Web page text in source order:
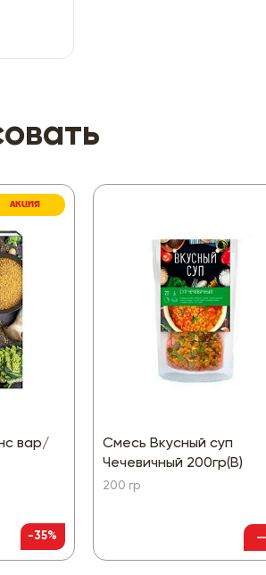
вар/
-35%
АКЦИЯ
Смесь Вкусный суп
Чечевичный 200гр(В)
200 гр